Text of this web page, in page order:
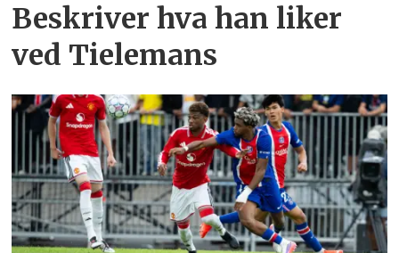
Beskriver hva han liker
ved Tielemans